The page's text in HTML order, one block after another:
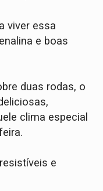
viver essa
e boas
duas rodas, o
clima especial
e